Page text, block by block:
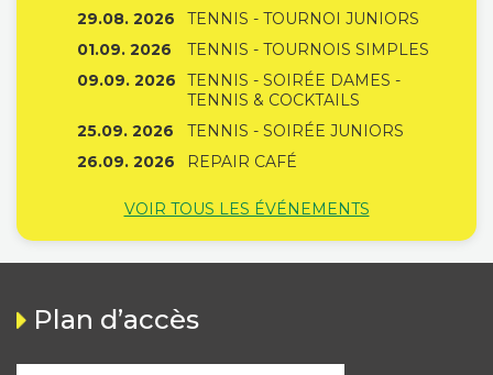
29.08. 2026
TENNIS - TOURNOI JUNIORS
01.09. 2026
TENNIS - TOURNOIS SIMPLES
09.09. 2026
TENNIS - SOIRÉE DAMES -
TENNIS & COCKTAILS
25.09. 2026
TENNIS - SOIRÉE JUNIORS
26.09. 2026
REPAIR CAFÉ
VOIR TOUS LES ÉVÉNEMENTS
Plan d’accès